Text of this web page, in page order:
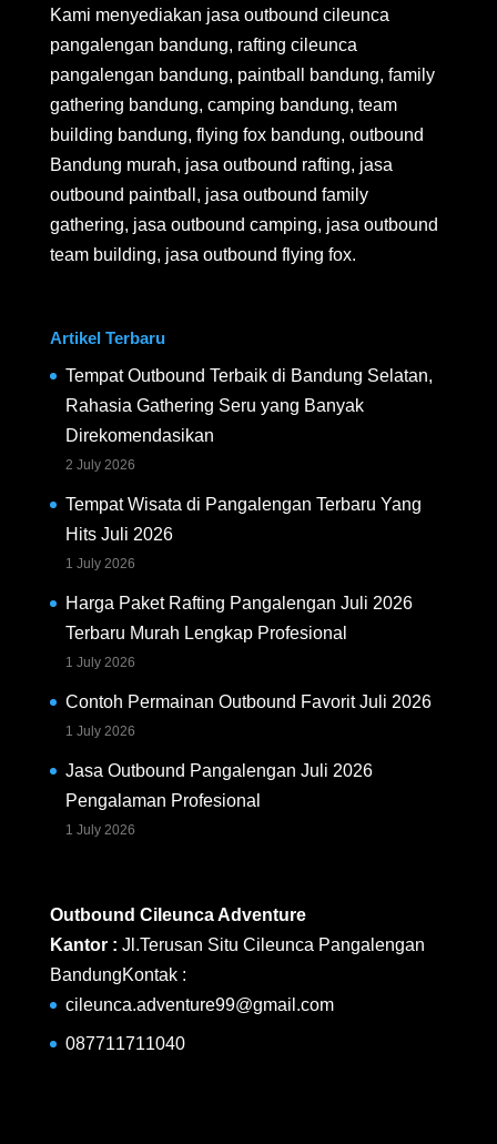
Kami menyediakan jasa outbound cileunca
pangalengan bandung, rafting cileunca
pangalengan bandung, paintball bandung, family
gathering bandung, camping bandung, team
building bandung, flying fox bandung, outbound
Bandung murah, jasa outbound rafting, jasa
outbound paintball, jasa outbound family
gathering, jasa outbound camping, jasa outbound
team building, jasa outbound flying fox.
Artikel Terbaru
Tempat Outbound Terbaik di Bandung Selatan,
Rahasia Gathering Seru yang Banyak
Direkomendasikan
2 July 2026
Tempat Wisata di Pangalengan Terbaru Yang
Hits Juli 2026
1 July 2026
Harga Paket Rafting Pangalengan Juli 2026
Terbaru Murah Lengkap Profesional
1 July 2026
Contoh Permainan Outbound Favorit Juli 2026
1 July 2026
Jasa Outbound Pangalengan Juli 2026
Pengalaman Profesional
1 July 2026
Outbound Cileunca Adventure
Kantor : Jl.Terusan Situ Cileunca Pangalengan
BandungKontak :
cileunca.adventure99@gmail.com
087711711040